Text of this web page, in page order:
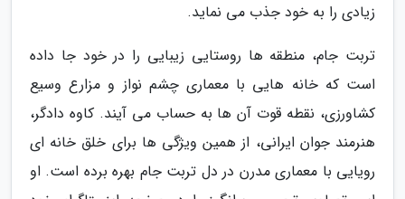
زیادی را به خود جذب می نماید.
تربت جام، منطقه ها روستایی زیبایی را در خود جا داده
است که خانه هایی با معماری چشم نواز و مزارع وسیع
کشاورزی، نقطه قوت آن ها به حساب می آیند. کاوه دادگر،
هنرمند جوان ایرانی، از همین ویژگی ها برای خلق خانه ای
رویایی با معماری مدرن در دل تربت جام بهره برده است. او